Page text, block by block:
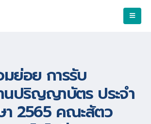
ย่อย การรับ
นปริญญาบัตร ประจำ
2565 คณะสัตว